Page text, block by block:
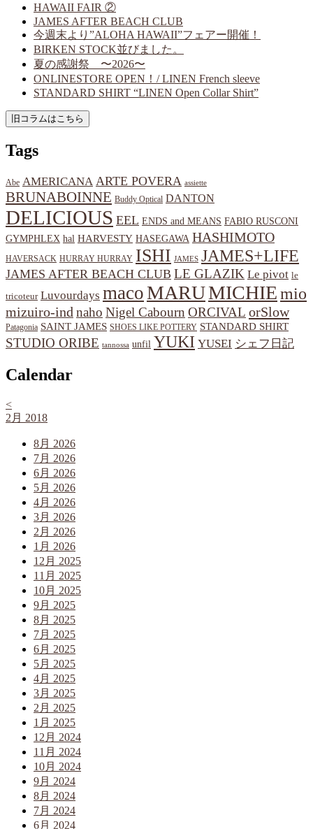
HAWAII FAIR ②
JAMES AFTER BEACH CLUB
今週末より”ALOHA HAWAII”フェアー開催！
BIRKEN STOCK並びました。
夏の感謝祭 〜2026〜
ONLINESTORE OPEN！/ LINEN French sleeve
STANDARD SHIRT “LINEN Open Collar Shirt”
Tags
Abe AMERICANA ARTE POVERA assiette
BRUNABOINNE Buddy Optical DANTON
DELICIOUS EEL ENDS and MEANS FABIO RUSCONI
GYMPHLEX hal HARVESTY HASEGAWA HASHIMOTO
HAVERSACK HURRAY HURRAY ISHI JAMES JAMES+LIFE
JAMES AFTER BEACH CLUB LE GLAZIK Le pivot le
tricoteur Luvourdays macoMARUMICHIEmio
mizuiro-ind naho Nigel Cabourn ORCIVAL orSlow
Patagonia SAINT JAMES SHOES LIKE POTTERY STANDARD SHIRT
STUDIO ORIBE tannossa unfil YUKI YUSEI シェフ日記
Calendar
<
2月 2018
8月 2026
7月 2026
6月 2026
5月 2026
4月 2026
3月 2026
2月 2026
1月 2026
12月 2025
11月 2025
10月 2025
9月 2025
8月 2025
7月 2025
6月 2025
5月 2025
4月 2025
3月 2025
2月 2025
1月 2025
12月 2024
11月 2024
10月 2024
9月 2024
8月 2024
7月 2024
6月 2024